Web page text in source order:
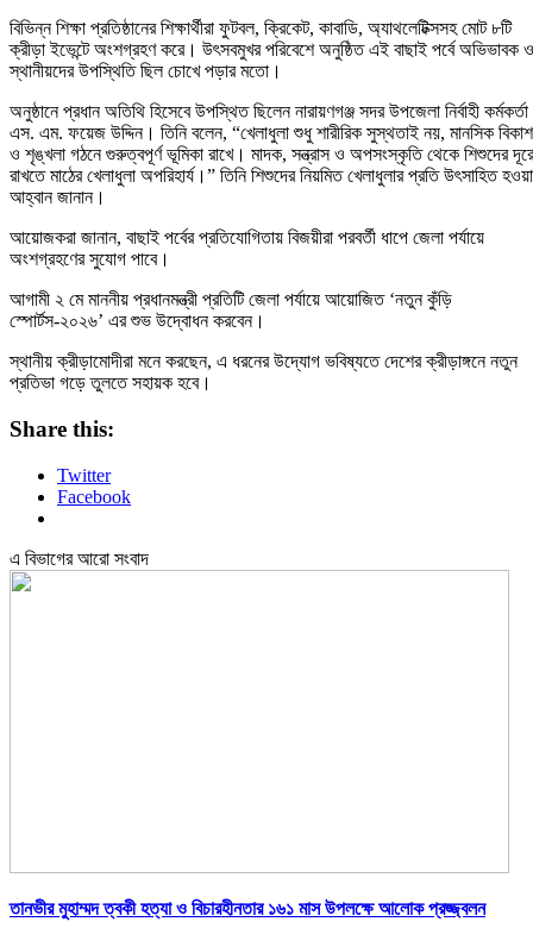
বিভিন্ন শিক্ষা প্রতিষ্ঠানের শিক্ষার্থীরা ফুটবল, ক্রিকেট, কাবাডি, অ্যাথলেটিক্সসহ মোট ৮টি
ক্রীড়া ইভেন্টে অংশগ্রহণ করে। উৎসবমুখর পরিবেশে অনুষ্ঠিত এই বাছাই পর্বে অভিভাবক ও
স্থানীয়দের উপস্থিতি ছিল চোখে পড়ার মতো।
অনুষ্ঠানে প্রধান অতিথি হিসেবে উপস্থিত ছিলেন নারায়ণগঞ্জ সদর উপজেলা নির্বাহী কর্মকর্তা
এস. এম. ফয়েজ উদ্দিন। তিনি বলেন, “খেলাধুলা শুধু শারীরিক সুস্থতাই নয়, মানসিক বিকাশ
ও শৃঙ্খলা গঠনে গুরুত্বপূর্ণ ভূমিকা রাখে। মাদক, সন্ত্রাস ও অপসংস্কৃতি থেকে শিশুদের দূরে
রাখতে মাঠের খেলাধুলা অপরিহার্য।” তিনি শিশুদের নিয়মিত খেলাধুলার প্রতি উৎসাহিত
আহ্বান জানান।
আয়োজকরা জানান, বাছাই পর্বের প্রতিযোগিতায় বিজয়ীরা পরবর্তী ধাপে জেলা পর্যায়ে
অংশগ্রহণের সুযোগ পাবে।
আগামী ২ মে মাননীয় প্রধানমন্ত্রী প্রতিটি জেলা পর্যায়ে আয়োজিত ‘নতুন কুঁড়ি
স্পোর্টস-২০২৬’ এর শুভ উদ্বোধন করবেন।
স্থানীয় ক্রীড়ামোদীরা মনে করছেন, এ ধরনের উদ্যোগ ভবিষ্যতে দেশের ক্রীড়াঙ্গনে নতুন
প্রতিভা গড়ে তুলতে সহায়ক হবে।
Share this:
Twitter
Facebook
এ বিভাগের আরো সংবাদ
তানভীর মুহাম্মদ ত্বকী হত্যা ও বিচারহীনতার ১৬১ মাস উপলক্ষে আলোক প্রজ্জ্বলন